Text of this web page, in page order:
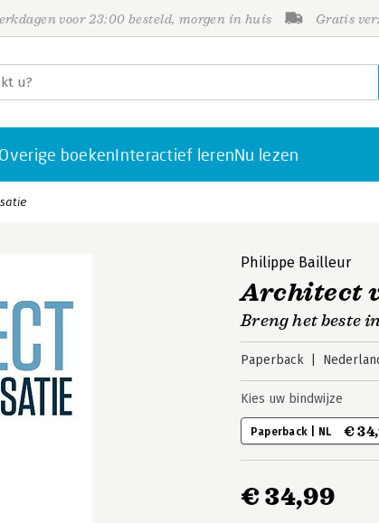
voor 23:00 besteld, morgen in huis Gratis
Overige boekenInteractief lerenNu lezen
Philippe Bailleur
Architect
Breng het beste
Paperback
Kies uw bindwijze
Paperback | NL €
€ 34,99